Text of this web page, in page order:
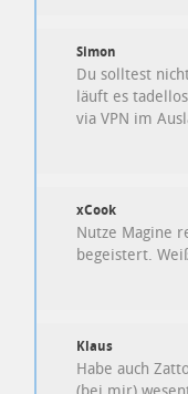
Simon
Du solltest
läuft es
via VPN im
xCook
Nutze Magine
begeistert.
Klaus
Habe auch